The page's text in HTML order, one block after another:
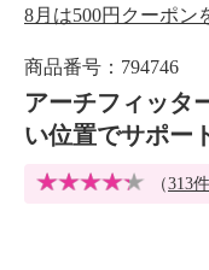
8月は500円クーポン
商品番号：794746
アーチフィッタ
い位置でサポー
（313